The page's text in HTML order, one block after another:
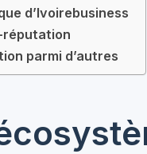
d’Ivoirebusiness
réputation
parmi d’autres